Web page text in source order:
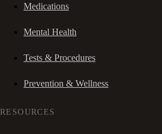
Medications
Mental Health
Tests & Procedures
Prevention & Wellness
RESOURCES